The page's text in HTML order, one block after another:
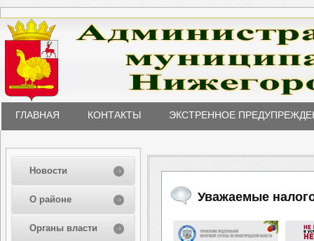
ГЛАВНАЯ КОНТАКТЫ ЭКСТРЕННОЕ
Новости
О районе
Органы власти
Уважаемые